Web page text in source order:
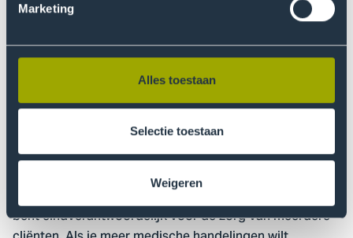
Marketing
Alles toestaan
Selectie toestaan
Weigeren
Doorstuderen
Verpleegkunde kun je ook op wetenschappelijk niveau
beoefenen. Denk bijvoorbeeld aan een master
verplegingswetenschap aan de Universiteit Utrecht. Wil
je liever je leiderschapskwaliteiten benutten en
ontplooien? Kies dan voor een opleiding Management
in de zorg of een algemene managementopleiding. Of
laat je binnen een zorgorganisatie opleiden. Je wordt
dan afdelingshoofd, unitcoördinator of teamleider en
bent eindverantwoordelijk voor de zorg van meerdere